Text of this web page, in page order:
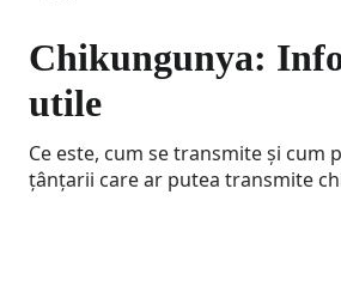
Chikungunya:
utile
Ce este, cum se transmite și cum
țânțarii care ar putea transmite